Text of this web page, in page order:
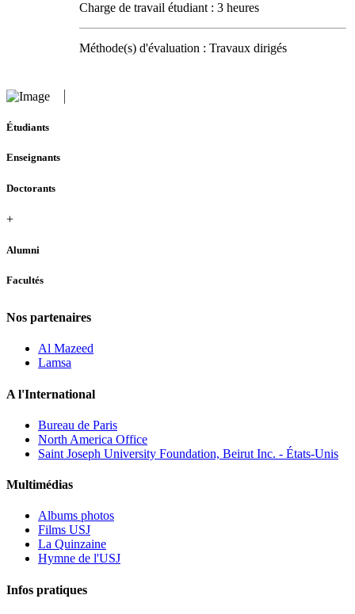
Charge de travail étudiant : 3 heures
Méthode(s) d'évaluation : Travaux dirigés
Étudiants
Enseignants
Doctorants
+
Alumni
Facultés
Nos partenaires
Al Mazeed
Lamsa
A l'International
Bureau de Paris
North America Office
Saint Joseph University Foundation, Beirut Inc. - États-Unis
Multimédias
Albums photos
Films USJ
La Quinzaine
Hymne de l'USJ
Infos pratiques